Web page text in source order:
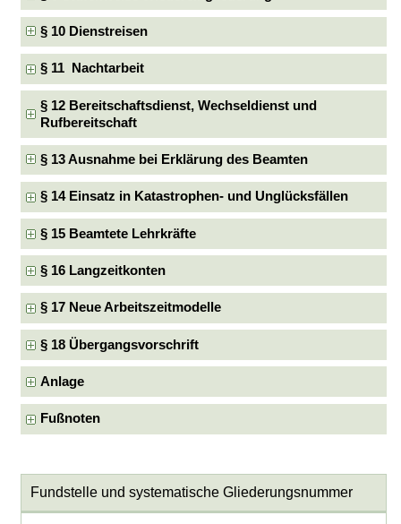
§ 10 Dienstreisen
§ 11 Nachtarbeit
§ 12 Bereitschaftsdienst, Wechseldienst und
Rufbereitschaft
§ 13 Ausnahme bei Erklärung des Beamten
§ 14 Einsatz in Katastrophen- und Unglücksfällen
§ 15 Beamtete Lehrkräfte
§ 16 Langzeitkonten
§ 17 Neue Arbeitszeitmodelle
§ 18 Übergangsvorschrift
Anlage
Fußnoten
Fundstelle und systematische Gliederungsnummer